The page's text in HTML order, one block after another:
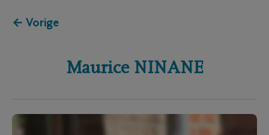
← Vorige
Maurice NINANE